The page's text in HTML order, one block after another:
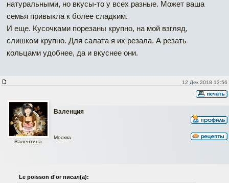
натуральными, но вкусы-то у всех разные. Может ваша
семья привыкла к более сладким.
И еще. Кусочками порезаны крупно, на мой взгляд,
слишком крупно. Для салата я их резала. А резать
кольцами удобнее, да и вкуснее они.
12 Дек 2018 13:56
Валенция
Валентина
Москва
Le poisson d'or писал(а):